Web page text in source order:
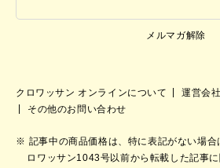
メルマガ解除
クロワッサン オンラインについて 運営会社
その他のお問い合わせ
記事中の商品価格は、特に表記がない場
ロワッサン1043号以前から転載した記事